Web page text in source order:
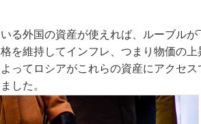
る外国の資産が使えれば、ルーブルが
を維持してインフレ、つまり物価の
ってロシアがこれらの資産にアクセス
した。